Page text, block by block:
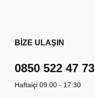
BİZE ULAŞIN
0850 522 47 73
Haftaiçi 09:00 - 17:30